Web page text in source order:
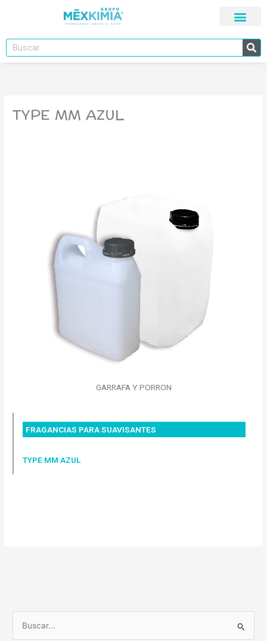
Buscar
TYPE MM AZUL
GARRAFA Y PORRON
FRAGANCIAS PARA SUAVISANTES
TYPE MM AZUL